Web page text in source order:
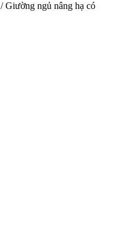
/ Giường ngủ nâng hạ có